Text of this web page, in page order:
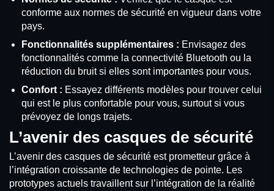
conforme aux normes de sécurité en vigueur dans votre
pays.
Fonctionnalités supplémentaires : Envisagez des
fonctionnalités comme la connectivité Bluetooth ou la
réduction du bruit si elles sont importantes pour vous.
Confort : Essayez différents modèles pour trouver celui
qui est le plus confortable pour vous, surtout si vous
prévoyez de longs trajets.
L’avenir des casques de sécurité
L’avenir des casques de sécurité est prometteur grâce à
l’intégration croissante de technologies de pointe. Les
prototypes actuels travaillent sur l’intégration de la réalité